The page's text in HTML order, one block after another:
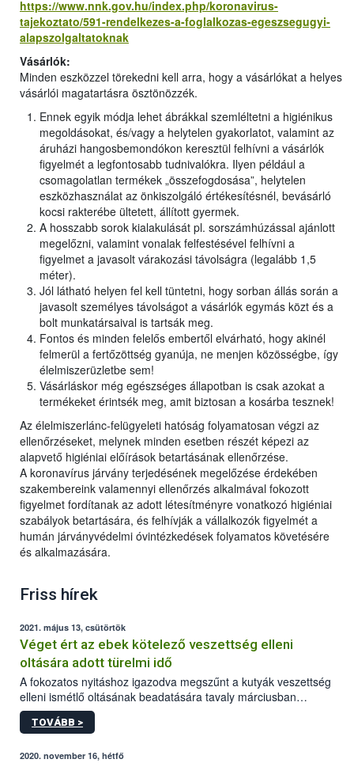
https://www.nnk.gov.hu/index.php/koronavirus-
tajekoztato/591-rendelkezes-a-foglalkozas-egeszsegugyi-
alapszolgaltatoknak
Vásárlók:
Minden eszközzel törekedni kell arra, hogy a vásárlókat a helyes
vásárlói magatartásra ösztönözzék.
Ennek egyik módja lehet ábrákkal szemléltetni a higiénikus
megoldásokat, és/vagy a helytelen gyakorlatot, valamint az
áruházi hangosbemondókon keresztül felhívni a vásárlók
figyelmét a legfontosabb tudnivalókra. Ilyen például a
csomagolatlan termékek „összefogdosása”, helytelen
eszközhasználat az önkiszolgáló értékesítésnél, bevásárló
kocsi rakterébe ültetett, állított gyermek.
A hosszabb sorok kialakulását pl. sorszámhúzással ajánlott
megelőzni, valamint vonalak felfestésével felhívni a
figyelmet a javasolt várakozási távolságra (legalább 1,5
méter).
Jól látható helyen fel kell tüntetni, hogy sorban állás során a
javasolt személyes távolságot a vásárlók egymás közt és a
bolt munkatársaival is tartsák meg.
Fontos és minden felelős embertől elvárható, hogy akinél
felmerül a fertőzöttség gyanúja, ne menjen közösségbe, így
élelmiszerüzletbe sem!
Vásárláskor még egészséges állapotban is csak azokat a
termékeket érintsék meg, amit biztosan a kosárba tesznek!
Az élelmiszerlánc-felügyeleti hatóság folyamatosan végzi az
ellenőrzéseket, melynek minden esetben részét képezi az
alapvető higiéniai előírások betartásának ellenőrzése.
A koronavírus járvány terjedésének megelőzése érdekében
szakembereink valamennyi ellenőrzés alkalmával fokozott
figyelmet fordítanak az adott létesítményre vonatkozó higiéniai
szabályok betartására, és felhívják a vállalkozók figyelmét a
humán járványvédelmi óvintézkedések folyamatos követésére
és alkalmazására.
Friss hírek
2021. május 13, csütörtök
Véget ért az ebek kötelező veszettség elleni
oltására adott türelmi idő
A fokozatos nyitáshoz igazodva megszűnt a kutyák veszettség
elleni ismétlő oltásának beadatására tavaly márciusban
elrendelt türelmi idő. A hatóság kéri az érintett kutyatartókat,
hogy lehetőség szerint mielőbb pótolják állatuknál az
TOVÁBB >
2020. november 16, hétfő